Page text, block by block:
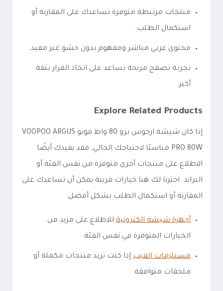
منتجات مرتبطة متوفرة تساعدك على المقارنة أو
استكمال الطلب.
محتوى عربي مباشر ومفهوم بدون حشو غير مفيد.
تجربة تصفح مريحة تساعد على اتخاذ القرار بثقة
أكبر.
Explore Related Products
إذا كان شيشة ارجوس برو 80 واط فوبو VOOPOO ARGUS
PRO 80W مناسبًا لاحتياجك الحالي، فقد يفيدك أيضًا
الاطلاع على منتجات أخرى متوفرة من نفس الفئة أو
البراند. اخترنا لك هنا خيارات قريبة يمكن أن تساعدك على
المقارنة أو استكمال الطلب بشكل أفضل.
أجهزة شيشة الكترونية للاطلاع على مزيد من
الخيارات المتوفرة في نفس الفئة.
مستلزمات الفيب إذا كنت تريد منتجات مكملة أو
ملحقات متوافقة.